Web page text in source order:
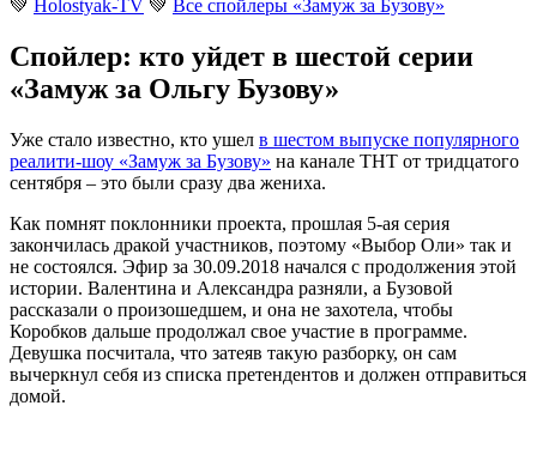
💚 Holostyak-TV 💚 Все спойлеры «Замуж за Бузову»
Спойлер: кто уйдет в шестой серии
«Замуж за Ольгу Бузову»
Уже стало известно, кто ушел в шестом выпуске популярного
реалити-шоу «Замуж за Бузову» на канале ТНТ от тридцатого
сентября – это были сразу два жениха.
Как помнят поклонники проекта, прошлая 5-ая серия
закончилась дракой участников, поэтому «Выбор Оли» так и
не состоялся. Эфир за 30.09.2018 начался с продолжения этой
истории. Валентина и Александра разняли, а Бузовой
рассказали о произошедшем, и она не захотела, чтобы
Коробков дальше продолжал свое участие в программе.
Девушка посчитала, что затеяв такую разборку, он сам
вычеркнул себя из списка претендентов и должен отправиться
домой.